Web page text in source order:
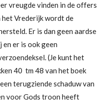
vreugde vinden in de offers
Vrederijk wordt de
Er is dan geen aardse
er is ook geen
(Je kunt het
40 tm 48 van het boek
terugziende schaduw van
voor Gods troon heeft